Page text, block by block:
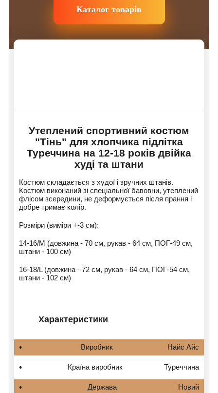
Каталог товарів
Утеплений спортивний костюм
"Тінь" для хлопчика підлітка
Туреччина на 12-18 років двійка
худі та штани
Костюм складається з худої і зручних штанів.
Костюм виконаний зі спеціальної бавовни, утеплений
флісом зсередини, не деформується після прання і
добре тримає колір.
Розміри (виміри +-3 см):
14-16/М (довжина - 70 см, рукав - 64 см, ПОГ-49 см,
штани - 100 см)
16-18/L (довжина - 72 см, рукав - 64 см, ПОГ-54 см,
штани - 102 см)
Характеристики
Виробник Найс Айс
Країна виробник Туреччина
Держава Новий